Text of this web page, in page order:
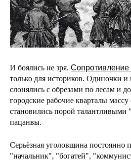
И боялись не зря. Сопротивление
только для историков. Одиночки
слонялись с обрезами по лесам и
городские рабочие кварталы
становились порой талантливыми
пацанвы.
Серьёзная уголовщина
"начальник", "богатей",